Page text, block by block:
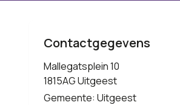
Contactgegevens
Mallegatsplein 10
1815AG Uitgeest
Gemeente: Uitgeest